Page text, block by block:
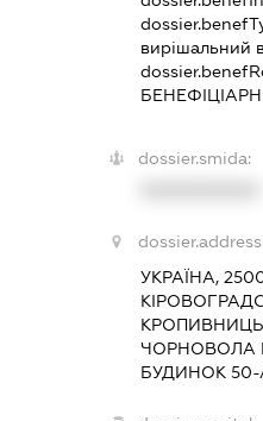
вирішальний
dossier.smida:
УКРАЇНА,
ЧОРНОВОЛА
БУДИНОК 50-